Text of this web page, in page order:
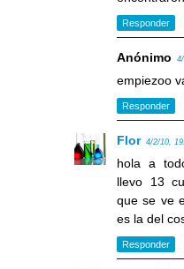
Responder
Anónimo
empiezoo
Responder
Flor 4/2/10,
hola a
llevo 13
que se ve
es la del
Responder